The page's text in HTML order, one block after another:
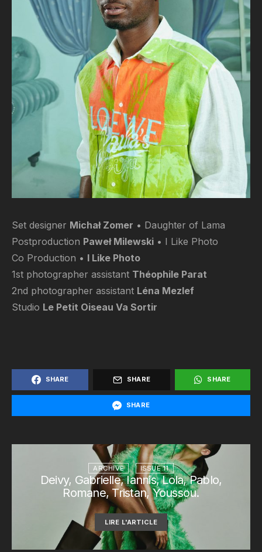
Set designer Michał Zomer • Daughter of Lama
Postproduction Paweł Milewski • I Like Photo
Co Production • I Like Photo
1st photographer assistant Théophile Parat
2nd photographer assistant Léna Mezlef
Studio Le Petit Oiseau Va Sortir
SHARE SHARE SHARE
SHARE
ARCHIVE ISSUE 11
Deivy, Gabrielle, Iannis, Lola, Pablo,
Romane, Tristan, Youssou.
LIRE L'ARTICLE